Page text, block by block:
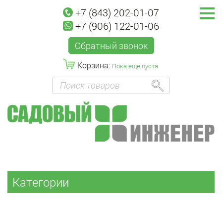
+7 (843) 202-01-07
+7 (906) 122-01-06
Обратный звонок
Корзина: Пока еще пуста
Категории